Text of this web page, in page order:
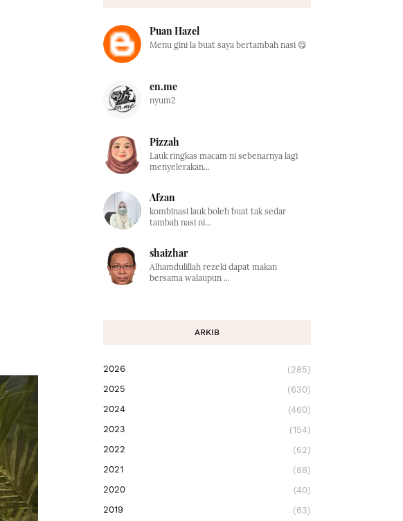
Puan Hazel
Menu gini la buat saya bertambah nasi 😋
en.me
nyum2
Pizzah
Lauk ringkas macam ni sebenarnya lagi
menyelerakan...
Afzan
kombinasi lauk boleh buat tak sedar
tambah nasi ni...
shaizhar
Alhamdulillah rezeki dapat makan
bersama walaupun ...
ARKIB
2026
(285)
2025
(630)
2024
(460)
2023
(154)
2022
(62)
2021
(88)
2020
(40)
2019
(63)